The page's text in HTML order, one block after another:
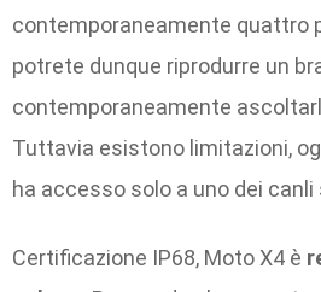
contemporaneamente quattro
potrete dunque riprodurre un
contemporaneamente
Tuttavia esistono limitazioni,
ha accesso solo a uno dei canli
Certificazione IP68, Moto X4 è